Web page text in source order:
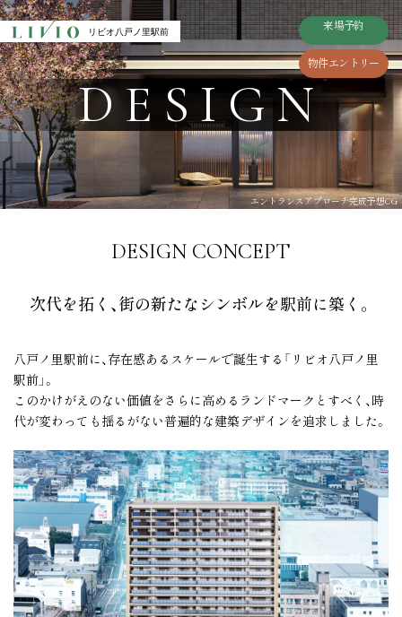
リビオ八戸ノ里駅前 来場予約
物件エントリー
リビオ八戸ノ里駅前 来場予約
物件エントリー
TOP
トップ
ACCESS
アクセス
LOCATION
ロケーション
ZEH-M / Low carbon
ZEH-M/低炭素
DESIGN PLAN UPDATE
クオリティ 駅前1分の価値
MOIDEL
モデルルーム
エントリー者様
限定サイトにて公開中
BRAND
ブランド
MAP
現地・マンションギャラリー案内
図
OUTLINE
物件概要
物件エントリーなど
各種お問い合わせはこちらから
リビオ八戸ノ里駅前 CLOSE
本物件の資料等をお届けいたします。
DESIGN
エントランスアプローチ完成予想CG
DESIGN CONCEPT
次代を拓く、街の新たなシンボルを駅前に築く。
八戸ノ里駅前に、存在感あるスケールで誕生する「リビオ八戸ノ里
駅前」。
このかけがえのない価値をさらに高めるランドマークとすべく、 時
代が変わっても揺るがない普遍的な建築デザインを追求しました。